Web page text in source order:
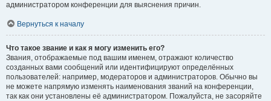
администратором конференции для выяснения причин.
Вернуться к началу
Что такое звание и как я могу изменить его?
Звания, отображаемые под вашим именем, отражают количество
созданных вами сообщений или идентифицируют определённых
пользователей: например, модераторов и администраторов. Обычно вы
не можете напрямую изменять наименования званий на конференции,
так как они установлены её администратором. Пожалуйста, не засоряйте